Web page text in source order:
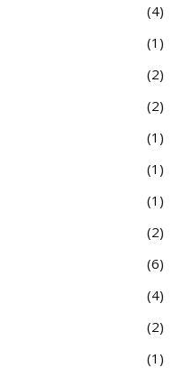
4
1
2
2
1
1
1
2
6
4
2
1